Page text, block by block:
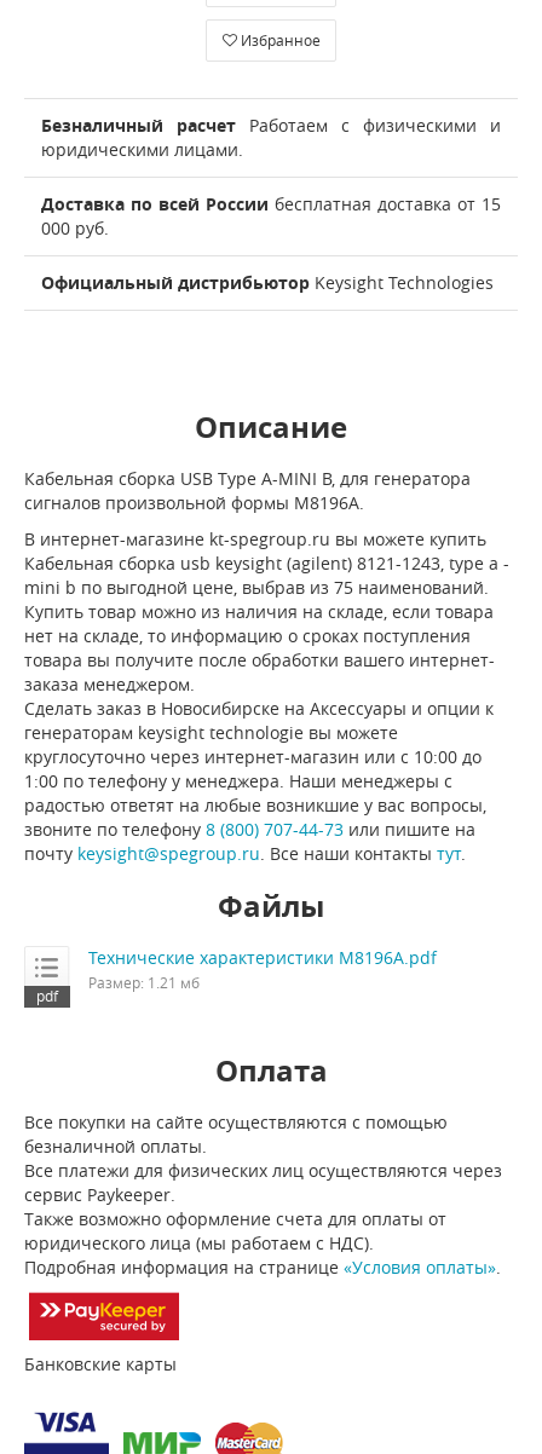
Избранное
Безналичный расчет Работаем с физическими и
юридическими лицами.
Доставка по всей России бесплатная доставка от 15
000 руб.
Официальный дистрибьютор Keysight Technologies
Описание
Кабельная сборка USB Type A-MINI B, для генератора
сигналов произвольной формы M8196A.
В интернет-магазине kt-spegroup.ru вы можете купить
Кабельная сборка usb keysight (agilent) 8121-1243, type a -
mini b по выгодной цене, выбрав из 75 наименований.
Купить товар можно из наличия на складе, если товара
нет на складе, то информацию о сроках поступления
товара вы получите после обработки вашего интернет-
заказа менеджером.
Сделать заказ в Новосибирске на Аксессуары и опции к
генераторам keysight technologie вы можете
круглосуточно через интернет-магазин или с 10:00 до
1:00 по телефону у менеджера. Наши менеджеры с
радостью ответят на любые возникшие у вас вопросы,
звоните по телефону 8 (800) 707-44-73 или пишите на
почту keysight@spegroup.ru. Все наши контакты тут.
Файлы
Технические характеристики M8196A.pdf
Размер: 1.21 мб
Оплата
Все покупки на сайте осуществляются с помощью
безналичной оплаты.
Все платежи для физических лиц осуществляются через
сервис Paykeeper.
Также возможно оформление счета для оплаты от
юридического лица (мы работаем с НДС).
Подробная информация на странице «Условия оплаты».
Банковские карты